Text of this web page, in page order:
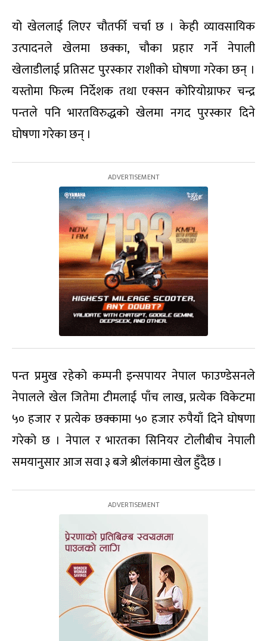
यो खेललाई लिएर चौतर्फी चर्चा छ । केही व्यावसायिक
उत्पादनले खेलमा छक्का, चौका प्रहार गर्ने नेपाली
खेलाडीलाई प्रतिसट पुरस्कार राशीको घोषणा गरेका छन् ।
यस्तोमा फिल्म निर्देशक तथा एक्सन कोरियोग्राफर चन्द्र
पन्तले पनि भारतविरुद्धको खेलमा नगद पुरस्कार दिने
घोषणा गरेका छन् ।
पन्त प्रमुख रहेको कम्पनी इन्सपायर नेपाल फाउण्डेसनले
नेपालले खेल जितेमा टीमलाई पाँच लाख, प्रत्येक विकेटमा
५० हजार र प्रत्येक छक्कामा ५० हजार रुपैयाँ दिने घोषणा
गरेको छ । नेपाल र भारतका सिनियर टोलीबीच नेपाली
समयानुसार आज सवा ३ बजे श्रीलंकामा खेल हुँदैछ ।